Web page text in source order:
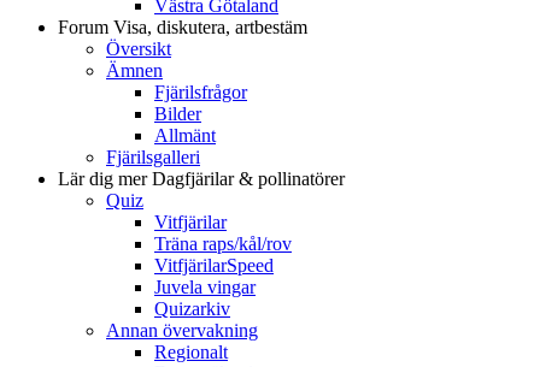
Västra Götaland
Forum Visa, diskutera, artbestäm
Översikt
Ämnen
Fjärilsfrågor
Bilder
Allmänt
Fjärilsgalleri
Lär dig merDagfjärilar & pollinatörer
Quiz
Vitfjärilar
Träna raps/kål/rov
VitfjärilarSpeed
Juvela vingar
Quizarkiv
Annan övervakning
Regionalt